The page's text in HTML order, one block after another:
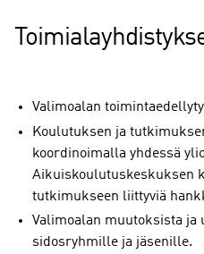
Valimoalan
Koulutuksen ja
koordinoimalla yhdessä
Aikuiskoulutuskeskuksen
tutkimukseen liittyviä
Valimoalan muutoksista
sidosryhmille ja jäsenille.